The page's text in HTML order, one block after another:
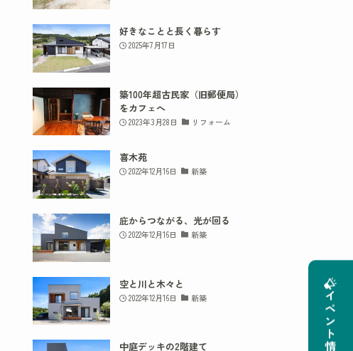
好きなことと長く暮らす
2025年7月17日
築100年超古民家（旧郵便局）
をカフェへ
2023年3月28日 リフォーム
喜木苑
2022年12月16日 新築
庇からつながる、光が回る
2022年12月16日 新築
空と川と木々と
2022年12月16日 新築
中庭デッキの2階建て イベント情報